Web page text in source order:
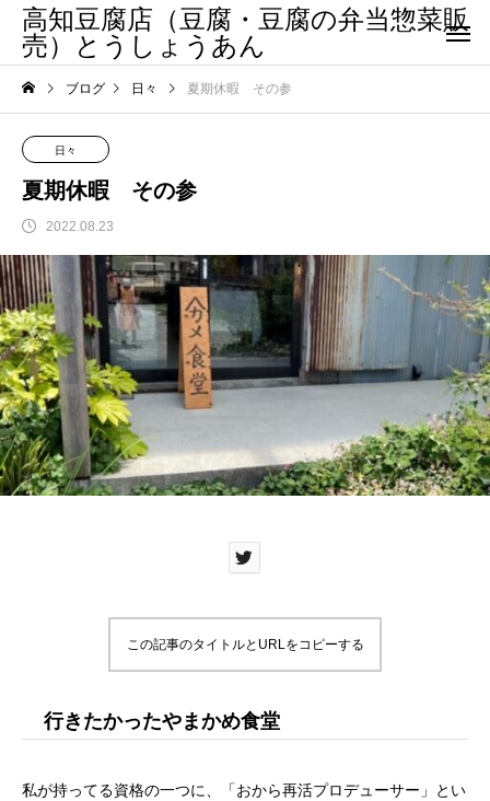
高知豆腐店（豆腐・豆腐の弁当惣菜販
売）とうしょうあん
ブログ 日々 夏期休暇 その参
日々
夏期休暇 その参
2022.08.23
この記事のタイトルとURLをコピーする
行きたかったやまかめ食堂
私が持ってる資格の一つに、「おから再活プロデューサー」とい